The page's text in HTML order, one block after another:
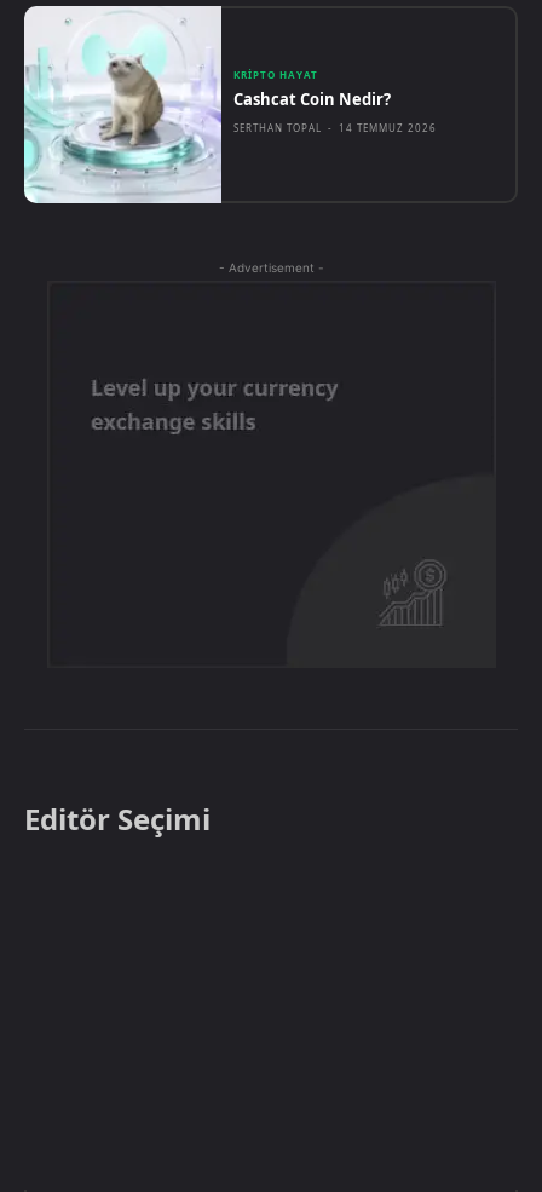
KRIPTO HAYAT
Cashcat Coin Nedir?
SERTHAN TOPAL - 14 TEMMUZ 2026
- Advertisement -
Editör Seçimi